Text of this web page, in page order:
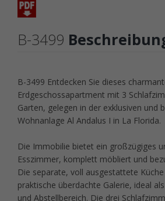
B-3499
B-3499 Entdecken Sie dieses
Erdgeschossapartment mit 3
Garten, gelegen in der exklusiven und
Wohnanlage Al Andalus I in La Florida.
Die Immobilie bietet ein großzügiges
Esszimmer, komplett möbliert und
Die separate, voll ausgestattete
praktische überdachte Galerie, ideal
und Abstellbereich. Die drei